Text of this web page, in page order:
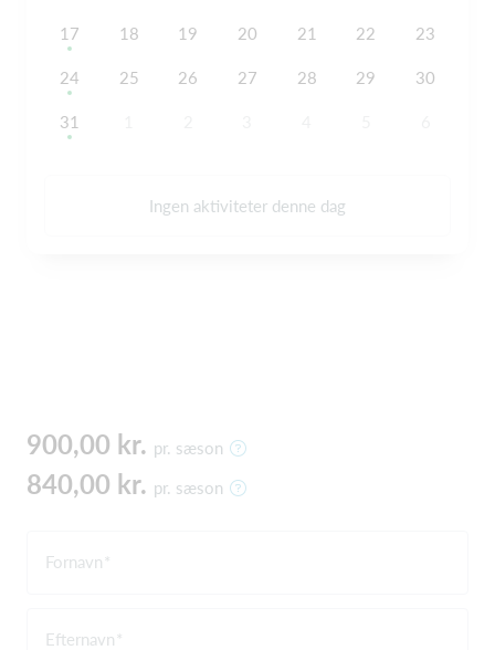
17 18 19 20 21 22 23
24 25 26 27 28 29 30
31
Ingen aktiviteter denne dag
900,00 kr. pr. sæson
840,00 kr. pr. sæson
Fornavn
Efternavn